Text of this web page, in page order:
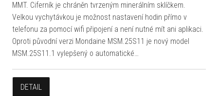
MMT. Ciferník je chráněn tvrzeným minerálním sklíčkem.
Velkou vychytávkou je možnost nastavení hodin přímo v
telefonu za pomocí wifi připojení a není nutné mít ani aplikaci.
Oproti původní verzi Mondaine MSM.25S11 je nový model
MSM.25S11.1 vylepšený o automatické…
DETAIL